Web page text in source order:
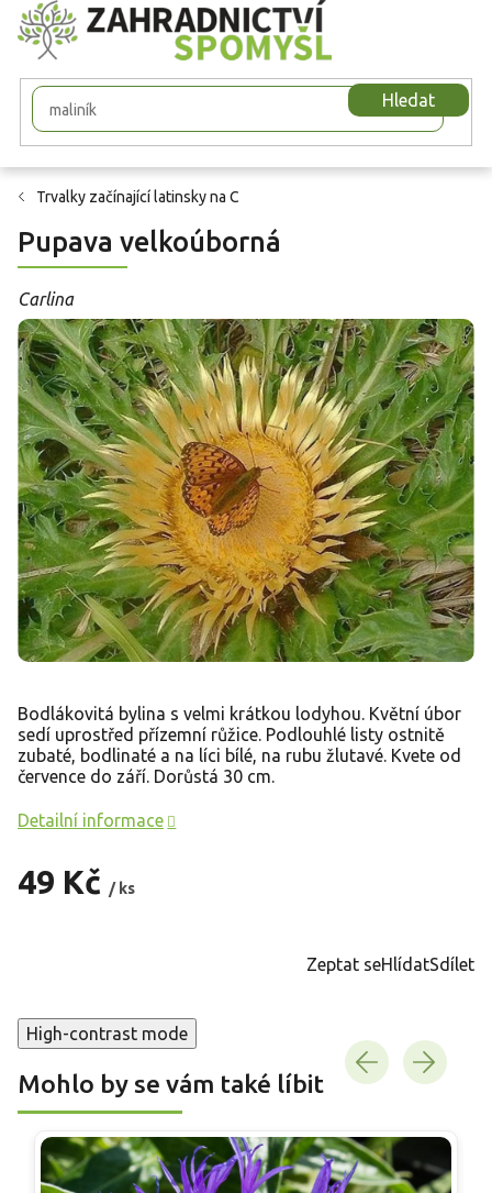
Přejít
na
obsah
Hledat
Trvalky začínající latinsky na C
Pupava velkoúborná
Carlina
49 Kč / ks
Bodlákovitá bylina s velmi krátkou lodyhou. Květní úbor
sedí uprostřed přízemní růžice. Podlouhlé listy ostnitě
zubaté, bodlinaté a na líci bílé, na rubu žlutavé. Kvete od
července do září. Dorůstá 30 cm.
Detailní informace
Zeptat seHlídatSdílet
High-contrast mode
Mohlo by se vám také líbit